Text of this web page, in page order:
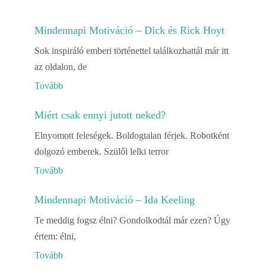
Mindennapi Motiváció – Dick és Rick Hoyt
Sok inspiráló emberi történettel találkozhattál már itt
az oldalon, de
Tovább
Miért csak ennyi jutott neked?
Elnyomott feleségek. Boldogtalan férjek. Robotként
dolgozó emberek. Szülői lelki terror
Tovább
Mindennapi Motiváció – Ida Keeling
Te meddig fogsz élni? Gondolkodtál már ezen? Úgy
értem: élni,
Tovább